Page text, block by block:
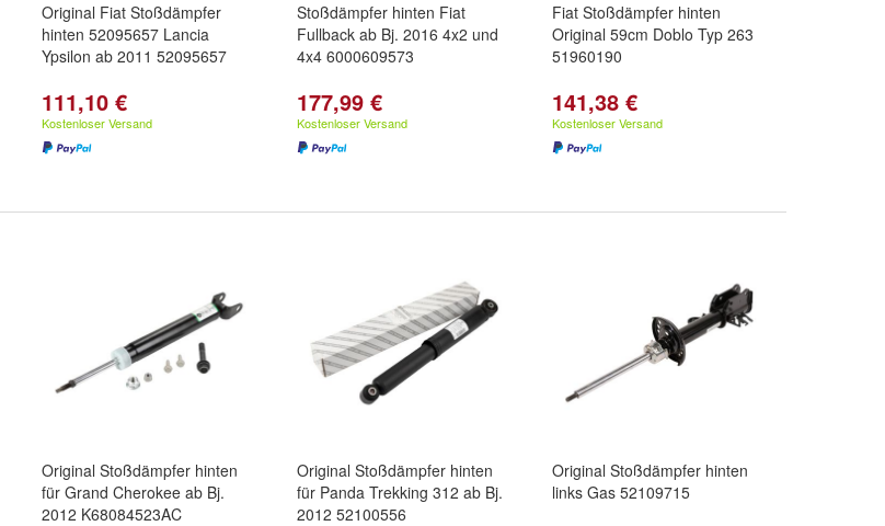
Original Fiat Stoßdämpfer
hinten 52095657 Lancia
Ypsilon ab 2011 52095657
111,10 €
Kostenloser Versand
Stoßdämpfer hinten Fiat
Fullback ab Bj. 2016 4x2 und
4x4 6000609573
177,99 €
Kostenloser Versand
Fiat Stoßdämpfer hinten
Original 59cm Doblo Typ 263
51960190
141,38 €
Kostenloser Versand
Original Stoßdämpfer hinten
für Grand Cherokee ab Bj.
2012 K68084523AC
Original Stoßdämpfer hinten
für Panda Trekking 312 ab Bj.
2012 52100556
Original Stoßdämpfer hinten
links Gas 52109715